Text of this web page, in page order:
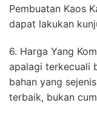
Pembuatan Kaos
dapat lakukan
6. Harga Yang
apalagi terkecuali
bahan yang
terbaik, bukan